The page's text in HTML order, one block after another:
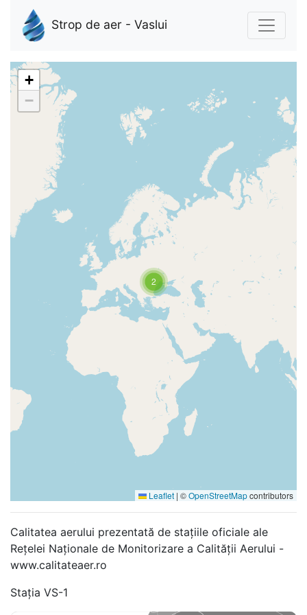
Strop de aer - Vaslui
2
+
−
Leaflet | ©OpenStreetMapcontributors
Calitatea aerului prezentată de stațiile oficiale ale
Rețelei Naționale de Monitorizare a Calității Aerului -
www.calitateaer.ro
Stația VS-1